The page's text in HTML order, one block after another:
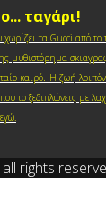
ταγάρι!
τα Gucci από το
μυθιστόρημα
καιρό. Η ζωή
το ξεδιπλώνεις με
γώ.
rights